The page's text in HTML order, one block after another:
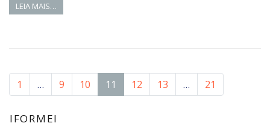
LEIA MAIS…
1 … 9 10 11 12 13 … 21
IFORMEI